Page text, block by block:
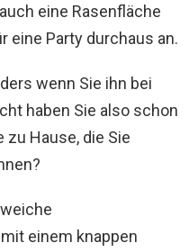
eine Rasenfläche
eine Party durchaus an.
wenn Sie ihn bei
haben Sie also schon
zu Hause, die Sie
einem knappen